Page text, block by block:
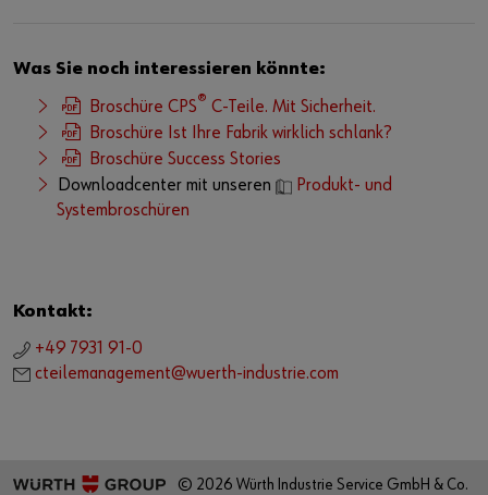
Was Sie noch interessieren könnte:
Broschüre CPS® C-Teile. Mit Sicherheit.
Broschüre Ist Ihre Fabrik wirklich schlank?
Broschüre Success Stories
Downloadcenter mit unseren
Produkt- und
Systembroschüren
Kontakt:
+49 7931 91-0
cteilemanagement@wuerth-industrie.com
© 2026 Würth Industrie Service GmbH & Co.